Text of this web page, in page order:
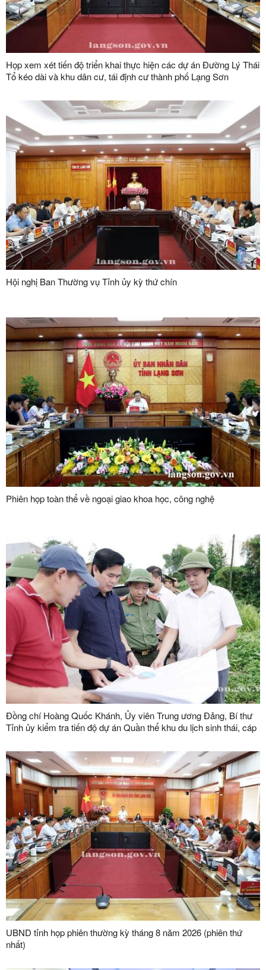
Họp xem xét tiến độ triển khai thực hiện các dự án Đường Lý Thái
Tổ kéo dài và khu dân cư, tái định cư thành phố Lạng Sơn
Hội nghị Ban Thường vụ Tỉnh ủy kỳ thứ chín
Phiên họp toàn thể về ngoại giao khoa học, công nghệ
Đồng chí Hoàng Quốc Khánh, Ủy viên Trung ương Đảng, Bí thư
Tỉnh ủy kiểm tra tiến độ dự án Quần thể khu du lịch sinh thái, cáp
UBND tỉnh họp phiên thường kỳ tháng 8 năm 2026 (phiên thứ
nhất)